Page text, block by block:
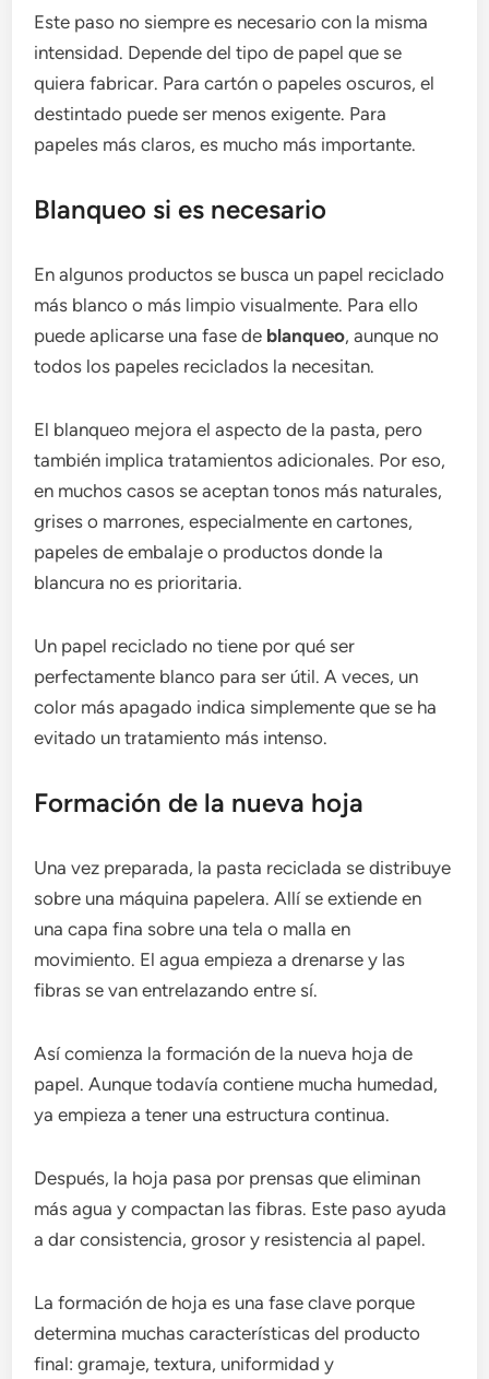
Este paso no siempre es necesario con la misma
intensidad. Depende del tipo de papel que se
quiera fabricar. Para cartón o papeles oscuros, el
destintado puede ser menos exigente. Para
papeles más claros, es mucho más importante.
Blanqueo si es necesario
En algunos productos se busca un papel reciclado
más blanco o más limpio visualmente. Para ello
puede aplicarse una fase de blanqueo, aunque no
todos los papeles reciclados la necesitan.
El blanqueo mejora el aspecto de la pasta, pero
también implica tratamientos adicionales. Por eso,
en muchos casos se aceptan tonos más naturales,
grises o marrones, especialmente en cartones,
papeles de embalaje o productos donde la
blancura no es prioritaria.
Un papel reciclado no tiene por qué ser
perfectamente blanco para ser útil. A veces, un
color más apagado indica simplemente que se ha
evitado un tratamiento más intenso.
Formación de la nueva hoja
Una vez preparada, la pasta reciclada se distribuye
sobre una máquina papelera. Allí se extiende en
una capa fina sobre una tela o malla en
movimiento. El agua empieza a drenarse y las
fibras se van entrelazando entre sí.
Así comienza la formación de la nueva hoja de
papel. Aunque todavía contiene mucha humedad,
ya empieza a tener una estructura continua.
Después, la hoja pasa por prensas que eliminan
más agua y compactan las fibras. Este paso ayuda
a dar consistencia, grosor y resistencia al papel.
La formación de hoja es una fase clave porque
determina muchas características del producto
final: gramaje, textura, uniformidad y